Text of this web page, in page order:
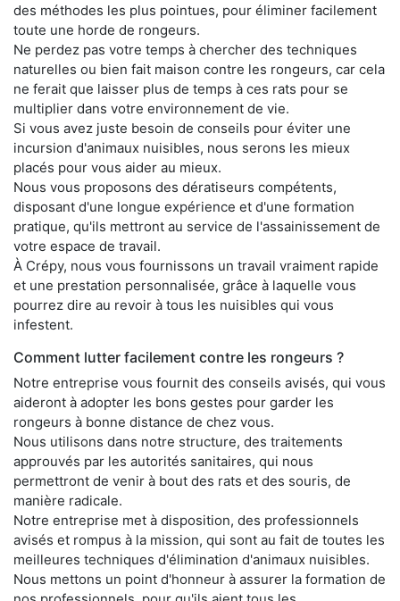
des méthodes les plus pointues, pour éliminer facilement
toute une horde de rongeurs.
Ne perdez pas votre temps à chercher des techniques
naturelles ou bien fait maison contre les rongeurs, car cela
ne ferait que laisser plus de temps à ces rats pour se
multiplier dans votre environnement de vie.
Si vous avez juste besoin de conseils pour éviter une
incursion d'animaux nuisibles, nous serons les mieux
placés pour vous aider au mieux.
Nous vous proposons des dératiseurs compétents,
disposant d'une longue expérience et d'une formation
pratique, qu'ils mettront au service de l'assainissement de
votre espace de travail.
À Crépy, nous vous fournissons un travail vraiment rapide
et une prestation personnalisée, grâce à laquelle vous
pourrez dire au revoir à tous les nuisibles qui vous
infestent.
Comment lutter facilement contre les rongeurs ?
Notre entreprise vous fournit des conseils avisés, qui vous
aideront à adopter les bons gestes pour garder les
rongeurs à bonne distance de chez vous.
Nous utilisons dans notre structure, des traitements
approuvés par les autorités sanitaires, qui nous
permettront de venir à bout des rats et des souris, de
manière radicale.
Notre entreprise met à disposition, des professionnels
avisés et rompus à la mission, qui sont au fait de toutes les
meilleures techniques d'élimination d'animaux nuisibles.
Nous mettons un point d'honneur à assurer la formation de